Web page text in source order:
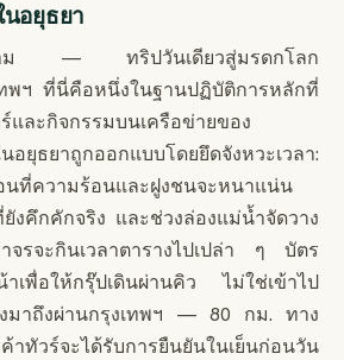
อยุธยา
ยาม — ทริปวันเดียวสู่มรดกโลก
ทพฯ ที่นี่คือหนึ่งในฐานปฏิบัติการหลักที่
และกิจกรรมบนเครือข่ายของ
อยุธยาถูกออกแบบโดยยึดจังหวะเวลา:
นที่ความร้อนและฝูงชนจะหนาแน่น
งคึกคักจริง และช่วงล่องแม่น้ำจัดวาง
าจรจะกินเวลาตารางไปเปล่า ๆ บัตร
าเพื่อให้กรุ๊ปเดินผ่านคิว ไม่ใช่เข้าไป
มาถึงผ่านกรุงเทพฯ — 80 กม. ทาง
าทัวร์จะได้รับการยืนยันในเย็นก่อนวัน